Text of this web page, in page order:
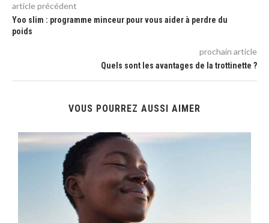
article précédent
Yoo slim : programme minceur pour vous aider à perdre du
poids
prochain article
Quels sont les avantages de la trottinette ?
VOUS POURREZ AUSSI AIMER